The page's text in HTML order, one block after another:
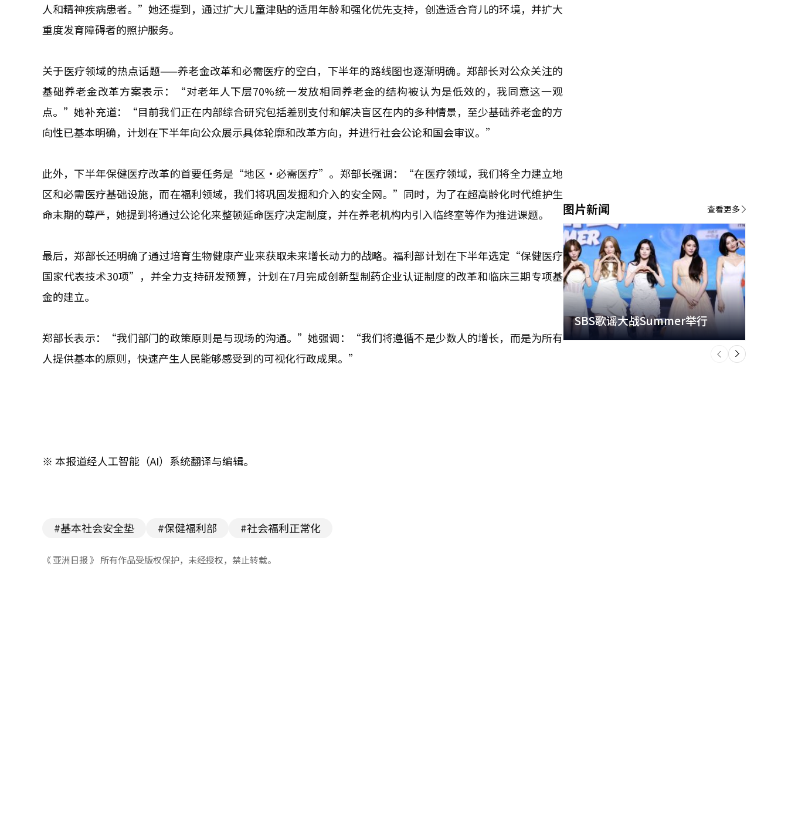
人和精神疾病患者。”她还提到，通过扩大儿童津贴的适用年龄和强化优先支持，创造适合育儿的环境，并扩大
重度发育障碍者的照护服务。
关于医疗领域的热点话题——养老金改革和必需医疗的空白，下半年的路线图也逐渐明确。郑部长对公众关注的
基础养老金改革方案表示：“对老年人下层70%统一发放相同养老金的结构被认为是低效的，我同意这一观
点。”她补充道：“目前我们正在内部综合研究包括差别支付和解决盲区在内的多种情景，至少基础养老金的方
向性已基本明确，计划在下半年向公众展示具体轮廓和改革方向，并进行社会公论和国会审议。”
此外，下半年保健医疗改革的首要任务是“地区·必需医疗”。郑部长强调：“在医疗领域，我们将全力建立地
区和必需医疗基础设施，而在福利领域，我们将巩固发掘和介入的安全网。”同时，为了在超高龄化时代维护生
命末期的尊严，她提到将通过公论化来整顿延命医疗决定制度，并在养老机构内引入临终室等作为推进课题。
最后，郑部长还明确了通过培育生物健康产业来获取未来增长动力的战略。福利部计划在下半年选定“保健医疗
国家代表技术30项”，并全力支持研发预算，计划在7月完成创新型制药企业认证制度的改革和临床三期专项基
金的建立。
郑部长表示：“我们部门的政策原则是与现场的沟通。”她强调：“我们将遵循不是少数人的增长，而是为所有
人提供基本的原则，快速产生人民能够感受到的可视化行政成果。”
※ 本报道经人工智能（AI）系统翻译与编辑。
#基本社会安全垫 #保健福利部 #社会福利正常化
《 亚洲日报 》 所有作品受版权保护，未经授权，禁止转载。
图片新闻
SBS歌谣大战Summer举行
下
一
个
查看更多